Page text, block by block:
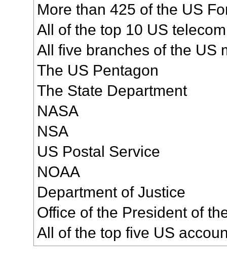
More than 425 of the US
All of the top 10 US
All five branches of the US
The US Pentagon
The State Department
NASA
NSA
US Postal Service
NOAA
Department of Justice
Office of the President of
All of the top five US